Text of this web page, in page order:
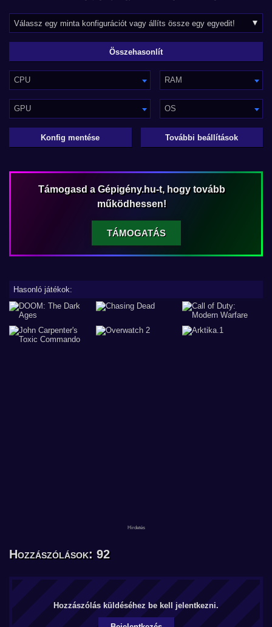
CPU RAM
GPU OS
Konfig mentése További beállítások
Támogasd a Gépigény.hu-t, hogy tovább
működhessen!
TÁMOGATÁS
Hasonló játékok:
Hozzászólások: 92
Hozzászólás küldéséhez be kell jelentkezni.